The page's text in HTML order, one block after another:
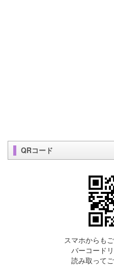
QRコード
スマホからも
バーコード
読み取って